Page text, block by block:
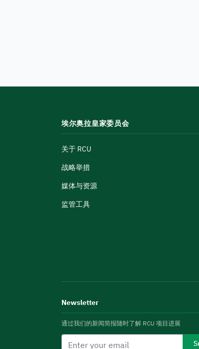
埃尔奥拉皇家委员会
关于 RCU
战略举措
媒体与资源
监管工具
Newsletter
通过我们的新闻简报随时了解 RCU 项目进展